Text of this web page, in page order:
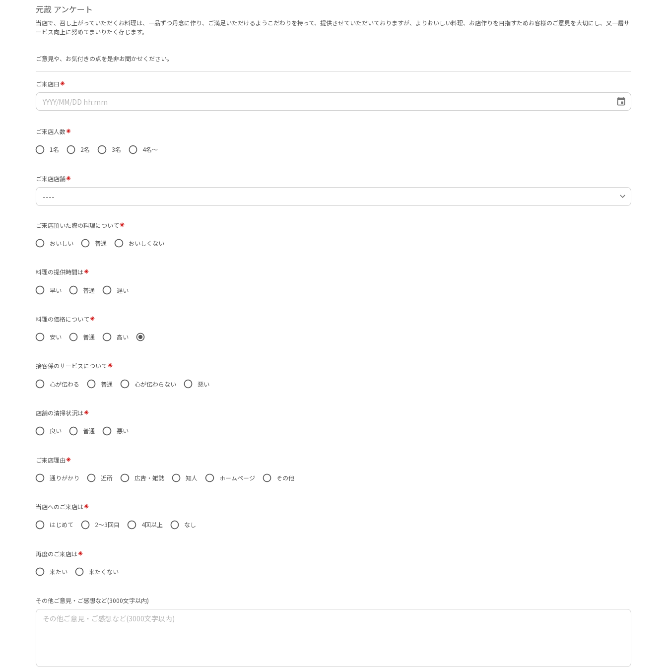
元蔵 アンケート
当店で、召し上がっていただくお料理は、一品ずつ丹念に作り、ご満足いただけるようこだわりを持って、提供させていただいておりますが、よりおいしい料理、お店作りを目指すためお客様のご意見を大切にし、又一層サ
ービス向上に努めてまいりたく存じます。
ご意見や、お気付きの点を是非お聞かせください。
ご来店日
ご来店人数
1名 2名 3名 4名～
ご来店店舗
ご来店頂いた際の料理について
おいしい 普通 おいしくない
料理の提供時間は
早い 普通 遅い
料理の価格について
安い 普通 高い
接客係のサービスについて
心が伝わる 普通 心が伝わらない 悪い
店舗の清掃状況は
良い 普通 悪い
ご来店理由
通りがかり 近所 広告・雑誌 知人 ホームページ その他
当店へのご来店は
はじめて 2～3回目 4回以上 なし
再度のご来店は
来たい 来たくない
その他ご意見・ご感想など(3000文字以内)